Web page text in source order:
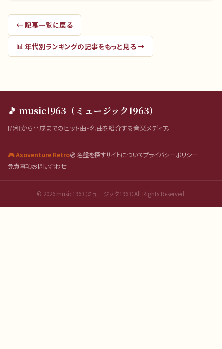
← 記事一覧に戻る
📊 年代別ランキングの記事をもっと見る →
🎵 music1963（ミュージック1963）
昭和から平成までのヒット曲・名曲を紹介する音楽メディア。
🎮 Asoventure Retro💿 名盤を探すサイトについてプライバシーポリシー
免責事項お問い合わせ
© 2026music1963（ミュージック1963）All Rights Reserved.